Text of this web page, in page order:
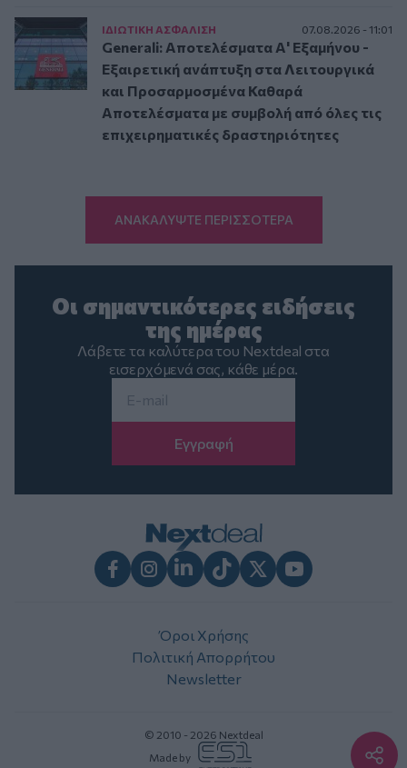
ΙΔΙΩΤΙΚΗ ΑΣΦAΛΙΣΗ 07.08.2026 - 11:01
Generali: Αποτελέσματα Α' Εξαμήνου -
Εξαιρετική ανάπτυξη στα Λειτουργικά
και Προσαρμοσμένα Καθαρά
Αποτελέσματα με συμβολή από όλες τις
επιχειρηματικές δραστηριότητες
ΑΝΑΚΑΛΥΨΤΕ ΠΕΡΙΣΣΟΤΕΡΑ
Οι σημαντικότερες ειδήσεις
της ημέρας
Λάβετε τα καλύτερα του Nextdeal στα
εισερχόμενά σας, κάθε μέρα.
Όροι Χρήσης
Πολιτική Απορρήτου
Newsletter
© 2010 - 2026 Nextdeal
Made by